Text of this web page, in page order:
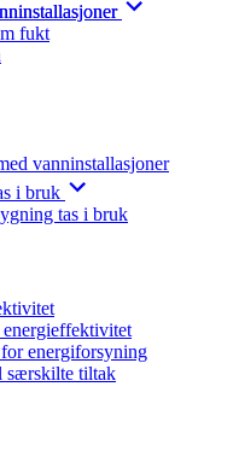
fukt
vanninstallasjoner
i bruk
tas i bruk
energiforsyning
særskilte tiltak